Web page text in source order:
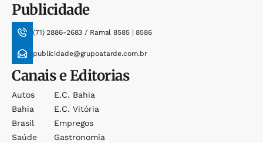
Publicidade
(71) 2886-2683 / Ramal 8585 | 8586
publicidade@grupoatarde.com.br
Canais e Editorias
Autos
Bahia
Brasil
Saúde
E.c. Bahia
E.c. Vitória
Empregos
Gastronomia